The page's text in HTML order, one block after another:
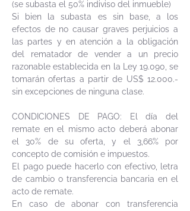
(se subasta el 50% indiviso del inmueble)
Si bien la subasta es sin base, a los
efectos de no causar graves perjuicios a
las partes y en atención a la obligación
del rematador de vender a un precio
razonable establecida en la Ley 19.090, se
tomarán ofertas a partir de US$ 12.000.-
sin excepciones de ninguna clase.
CONDICIONES DE PAGO: El día del
remate en el mismo acto deberá abonar
el 30% de su oferta, y el 3,66% por
concepto de comisión e impuestos.
El pago puede hacerlo con efectivo, letra
de cambio o transferencia bancaria en el
acto de remate.
En caso de abonar con transferencia